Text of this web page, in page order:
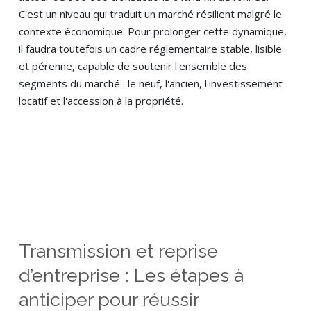
C'est un niveau qui traduit un marché résilient malgré le
contexte économique. Pour prolonger cette dynamique,
il faudra toutefois un cadre réglementaire stable, lisible
et pérenne, capable de soutenir l'ensemble des
segments du marché : le neuf, l'ancien, l'investissement
locatif et l'accession à la propriété.
Transmission et reprise
d’entreprise : Les étapes à
anticiper pour réussir